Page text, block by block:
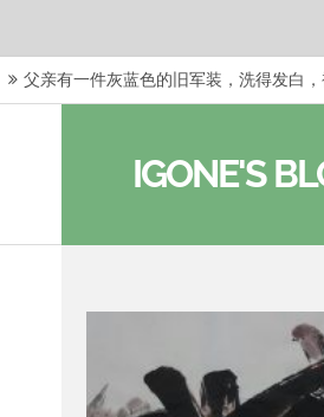
父亲有一件灰蓝色的旧军装，洗得发白
梁冬：有一些人在某个阶段掌握了第一性原
IGONE'S